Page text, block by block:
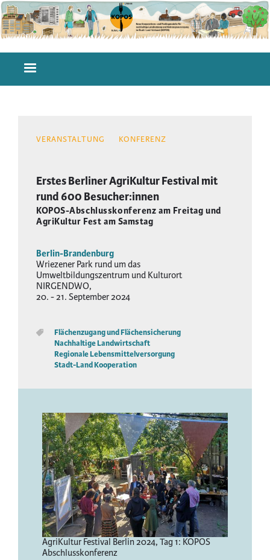
Direkt
zum
Inhalt
Hauptnavigation
VERANSTALTUNG KONFERENZ
Erstes Berliner AgriKultur Festival mit
rund 600 Besucher:innen
KOPOS-Abschlusskonferenz am Freitag und
AgriKultur Fest am Samstag
Berlin-Brandenburg
Wriezener Park rund um das
Umweltbildungszentrum und Kulturort
NIRGENDWO
20.-21. September 2024
Flächenzugang und Flächensicherung
Nachhaltige Landwirtschaft
Regionale Lebensmittelversorgung
Stadt-Land Kooperation
Image
AgriKultur Festival Berlin 2024, Tag 1: KOPOS
Abschlusskonferenz